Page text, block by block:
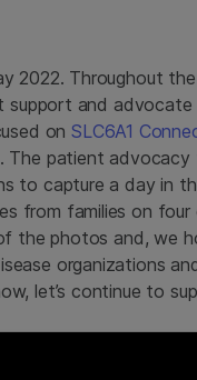
2022. Throughout
support and
onSLC6A1
. The patient advocacy
to capture a day in
from families on
the photos and, we
organizations
let’s continue to